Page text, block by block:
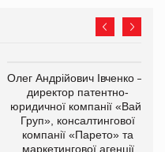
Олег Андрійович Івченко —
директор патентно-
юридичної компанії «Вайз
Груп», консалтингової
компанії «Парето» та
маркетингової агенції